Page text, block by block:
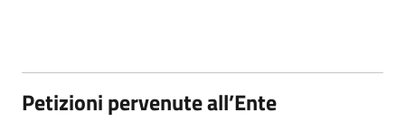
Petizioni pervenute all’Ente